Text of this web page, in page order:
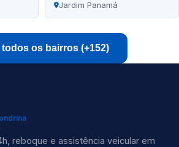
Jardim Panamá
todos os bairros (+152)
reboque e assistência veicular em